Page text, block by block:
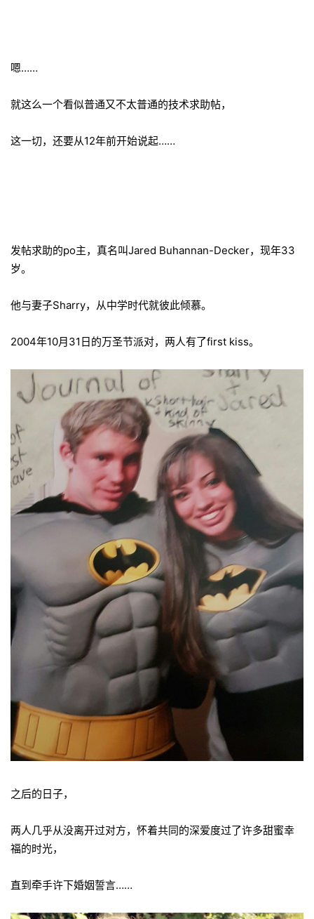
嗯……
就这么一个看似普通又不太普通的技术求助帖，
这一切，还要从12年前开始说起……
发帖求助的po主，真名叫Jared Buhannan-Decker，现年33
岁。
他与妻子Sharry，从中学时代就彼此倾慕。
2004年10月31日的万圣节派对，两人有了first kiss。
之后的日子，
两人几乎从没离开过对方，怀着共同的深爱度过了许多甜蜜幸
福的时光，
直到牵手许下婚姻誓言……